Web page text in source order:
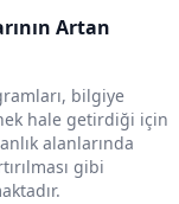
Artan
bilgiye
hale getirdiği için
alanlarında
gibi